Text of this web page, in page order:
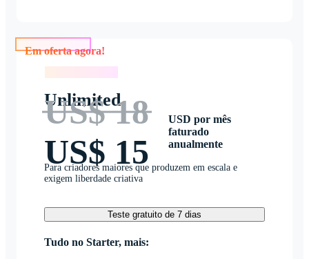
Unlimited
US$ 18
US$ 15
USD por mês
faturado
anualmente
Para criadores maiores que produzem em escala e
exigem liberdade criativa
Teste gratuito de 7 dias
Tudo no Starter, mais: